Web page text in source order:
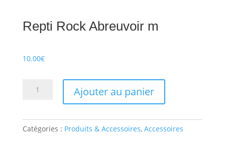
Repti Rock Abreuvoir m
10.00€
Rock
Abreuvoir
Ajouter au panier
Catégories : Produits & Accessoires, Accessoires